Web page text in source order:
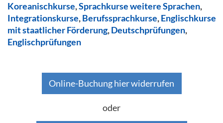
Koreanischkurse,Sprachkurse weitere Sprachen,
Integrationskurse,Berufssprachkurse,Englischkurse
mit staatlicher Förderung,Deutschprüfungen,
Englischprüfungen
Online-Buchung hier widerrufen
oder